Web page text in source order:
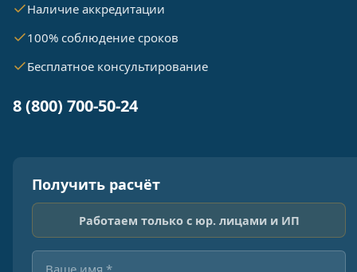
Наличие аккредитации
100% соблюдение сроков
Бесплатное консультирование
8 (800) 700-50-24
Получить расчёт
Работаем только с юр. лицами и ИП